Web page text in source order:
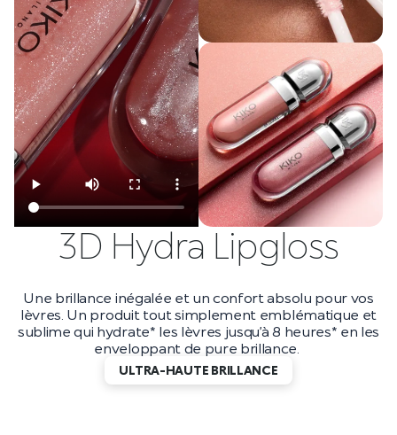
3D Hydra Lipgloss
Une brillance inégalée et un confort absolu pour vos
lèvres. Un produit tout simplement emblématique et
sublime qui hydrate* les lèvres jusqu’à 8 heures* en les
enveloppant de pure brillance.
ULTRA-HAUTE BRILLANCE